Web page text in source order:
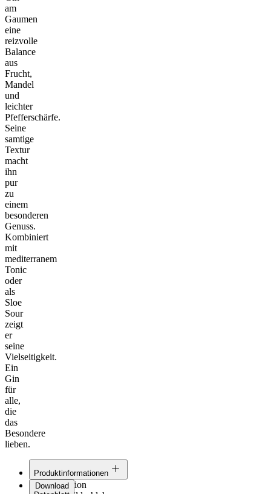
am
Gaumen
eine
reizvolle
Balance
aus
Frucht,
Mandel
und
leichter
Pfefferschärfe.
Seine
samtige
Textur
macht
ihn
pur
zu
einem
besonderen
Genuss.
Kombiniert
mit
mediterranem
Tonic
oder
als
Sloe
Sour
zeigt
er
seine
Vielseitigkeit.
Ein
Gin
für
alle,
die
das
Besondere
lieben.
Produktinformationen
Linie:Selection
Download